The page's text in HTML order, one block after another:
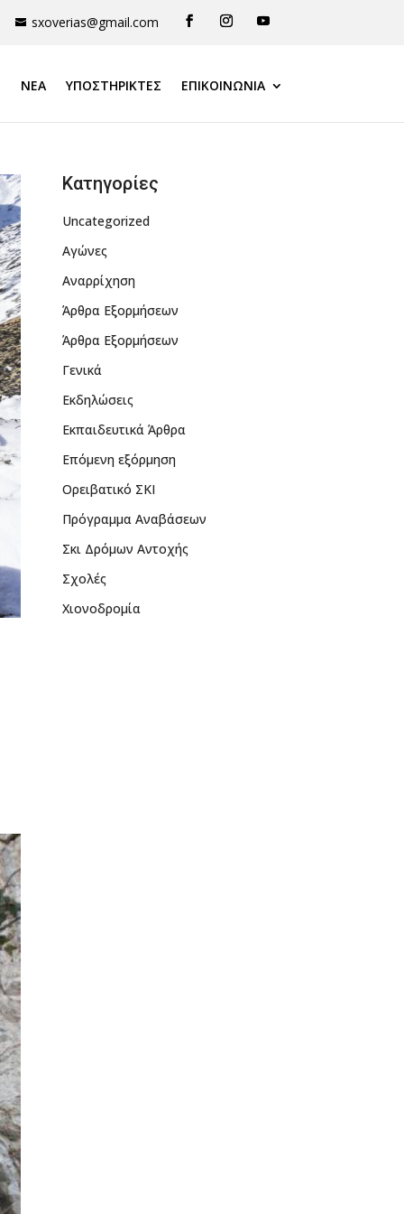
sxoverias@gmail.com
ΝΕΑ ΥΠΟΣΤΗΡΙΚΤΈΣ ΕΠΙΚΟΙΝΩΝΙΑ
Kατηγορίες
Uncategorized
Αγώνες
Αναρρίχηση
Άρθρα Εξορμήσεων
Άρθρα Εξορμήσεων
Γενικά
Εκδηλώσεις
Εκπαιδευτικά Άρθρα
Επόμενη εξόρμηση
Ορειβατικό ΣΚΙ
Πρόγραμμα Αναβάσεων
Σκι Δρόμων Αντοχής
Σχολές
Χιονοδρομία